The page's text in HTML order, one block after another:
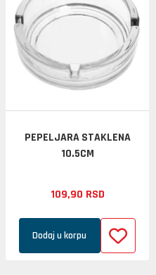
PEPELJARA STAKLENA
10.5CM
109,90 RSD
Dodaj u korpu